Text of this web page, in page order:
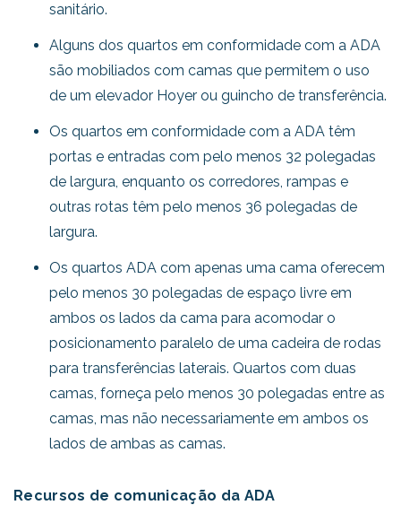
sanitário.
Alguns dos quartos em conformidade com a ADA
são mobiliados com camas que permitem o uso
de um elevador Hoyer ou guincho de transferência.
Os quartos em conformidade com a ADA têm
portas e entradas com pelo menos 32 polegadas
de largura, enquanto os corredores, rampas e
outras rotas têm pelo menos 36 polegadas de
largura.
Os quartos ADA com apenas uma cama oferecem
pelo menos 30 polegadas de espaço livre em
ambos os lados da cama para acomodar o
posicionamento paralelo de uma cadeira de rodas
para transferências laterais. Quartos com duas
camas, forneça pelo menos 30 polegadas entre as
camas, mas não necessariamente em ambos os
lados de ambas as camas.
Recursos de comunicação da ADA